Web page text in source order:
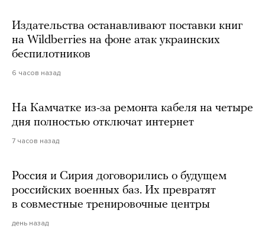
Издательства останавливают поставки книг
на Wildberries на фоне атак украинских
беспилотников
6 часов назад
На Камчатке из-за ремонта кабеля на четыре
дня полностью отключат интернет
7 часов назад
Россия и Сирия договорились о будущем
российских военных баз. Их превратят
в совместные тренировочные центры
день назад